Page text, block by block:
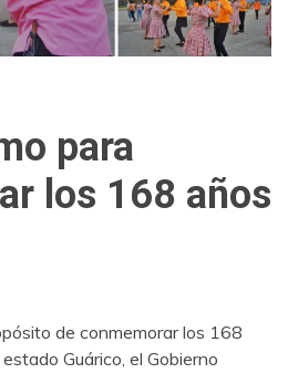
para
los 168 años
de conmemorar los 168
Guárico, el Gobierno